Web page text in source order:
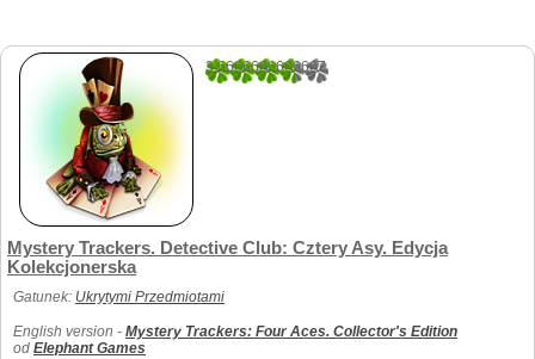
3.6666666666667
Mystery Trackers. Detective Club: Cztery Asy. Edycja
Kolekcjonerska
Gatunek: Ukrytymi Przedmiotami
English version - Mystery Trackers: Four Aces. Collector's Edition
od Elephant Games